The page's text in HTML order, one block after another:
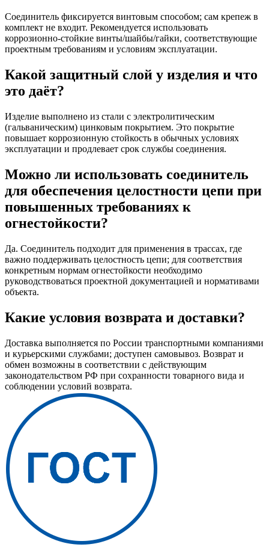
Соединитель фиксируется винтовым способом; сам крепеж в
комплект не входит. Рекомендуется использовать
коррозионно‑стойкие винты/шайбы/гайки, соответствующие
проектным требованиям и условиям эксплуатации.
Какой защитный слой у изделия и что
это даёт?
Изделие выполнено из стали с электролитическим
(гальваническим) цинковым покрытием. Это покрытие
повышает коррозионную стойкость в обычных условиях
эксплуатации и продлевает срок службы соединения.
Можно ли использовать соединитель
для обеспечения целостности цепи при
повышенных требованиях к
огнестойкости?
Да. Соединитель подходит для применения в трассах, где
важно поддерживать целостность цепи; для соответствия
конкретным нормам огнестойкости необходимо
руководствоваться проектной документацией и нормативами
объекта.
Какие условия возврата и доставки?
Доставка выполняется по России транспортными компаниями
и курьерскими службами; доступен самовывоз. Возврат и
обмен возможны в соответствии с действующим
законодательством РФ при сохранности товарного вида и
соблюдении условий возврата.